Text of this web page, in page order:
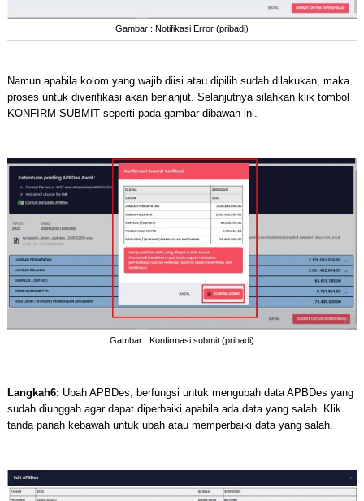
Gambar : Notifikasi Error (pribadi)
Namun apabila kolom yang wajib diisi atau dipilih sudah dilakukan, maka
proses untuk diverifikasi akan berlanjut. Selanjutnya silahkan klik tombol
KONFIRM SUBMIT seperti pada gambar dibawah ini.
Gambar : Konfirmasi submit (pribadi)
Langkah6: Ubah APBDes, berfungsi untuk mengubah data APBDes yang
sudah diunggah agar dapat diperbaiki apabila ada data yang salah. Klik
tanda panah kebawah untuk ubah atau memperbaiki data yang salah.